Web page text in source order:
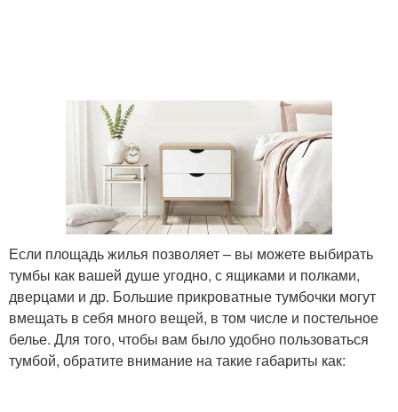
Если площадь жилья позволяет – вы можете выбирать
тумбы как вашей душе угодно, с ящиками и полками,
дверцами и др. Большие прикроватные тумбочки могут
вмещать в себя много вещей, в том числе и постельное
белье. Для того, чтобы вам было удобно пользоваться
тумбой, обратите внимание на такие габариты как: